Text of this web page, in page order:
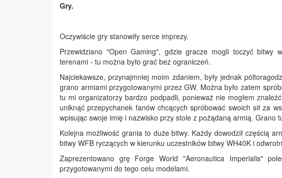
Gry.
Oczywiście gry stanowiły serce imprezy.
Przewidziano "Open Gaming", gdzie gracze mogli toczyć bitwy
terenami - tu można było grać bez ograniczeń.
Najciekawsze, przynajmniej moim zdaniem, były jednak
grano armiami przygotowanymi przez GW. Można było zatem
tu mi organizatorzy bardzo podpadli, ponieważ nie mogłem
uniknąć przepychanek fanów chcących spróbować swoich sił za
wpisując swoje imię i nazwisko przy stole z pożądaną armią. Grano
Kolejna możliwość grania to duże bitwy. Każdy dowodził częścią
bitwy WFB ryczących w kierunku uczestników bitwy WH40K i
Zaprezentowano grę Forge World "Aeronautica Imperialis"
przygotowanymi do tego celu modelami.